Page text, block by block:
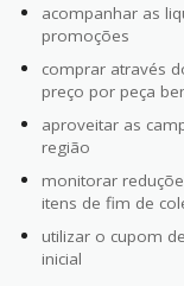
acompanhar as
promoções
comprar através
preço por peça
aproveitar as
região
monitorar
itens de fim de
utilizar o cupom
inicial